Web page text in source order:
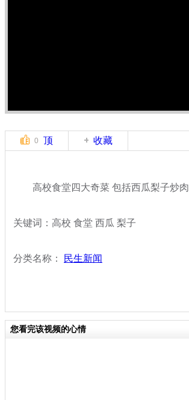
0 顶 收藏
高校食堂四大奇菜 包括西瓜梨子炒肉
关键词：高校 食堂 西瓜 梨子
分类名称： 民生新闻
您看完该视频的心情